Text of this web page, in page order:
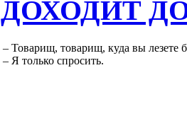
ДОХОДИТ
– Товарищ, товарищ, куда вы лезете
– Я только спросить.